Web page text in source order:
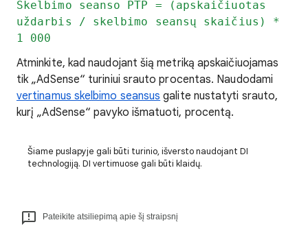
Skelbimo seanso PTP = (apskaičiuotas
uždarbis / skelbimo seansų skaičius) *
1 000
Atminkite, kad naudojant šią metriką apskaičiuojamas
tik „AdSense“ turiniui srauto procentas. Naudodami
vertinamus skelbimo seansus galite nustatyti srauto,
kurį „AdSense“ pavyko išmatuoti, procentą.
Šiame puslapyje gali būti turinio, išversto naudojant DI
technologiją. DI vertimuose gali būti klaidų.
Pateikite atsiliepimą apie šį straipsnį